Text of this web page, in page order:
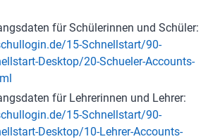
für Schülerinnen und Schüler:
15-Schnellstart/90-
Desktop/20-Schueler-Accounts-
für Lehrerinnen und Lehrer:
15-Schnellstart/90-
Desktop/10-Lehrer-Accounts-